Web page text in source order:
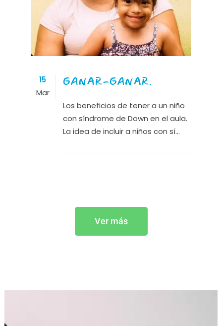
15
Mar
GANAR-GANAR.
Los beneficios de tener a un niño
con síndrome de Down en el aula.
La idea de incluir a niños con sí...
Ver más